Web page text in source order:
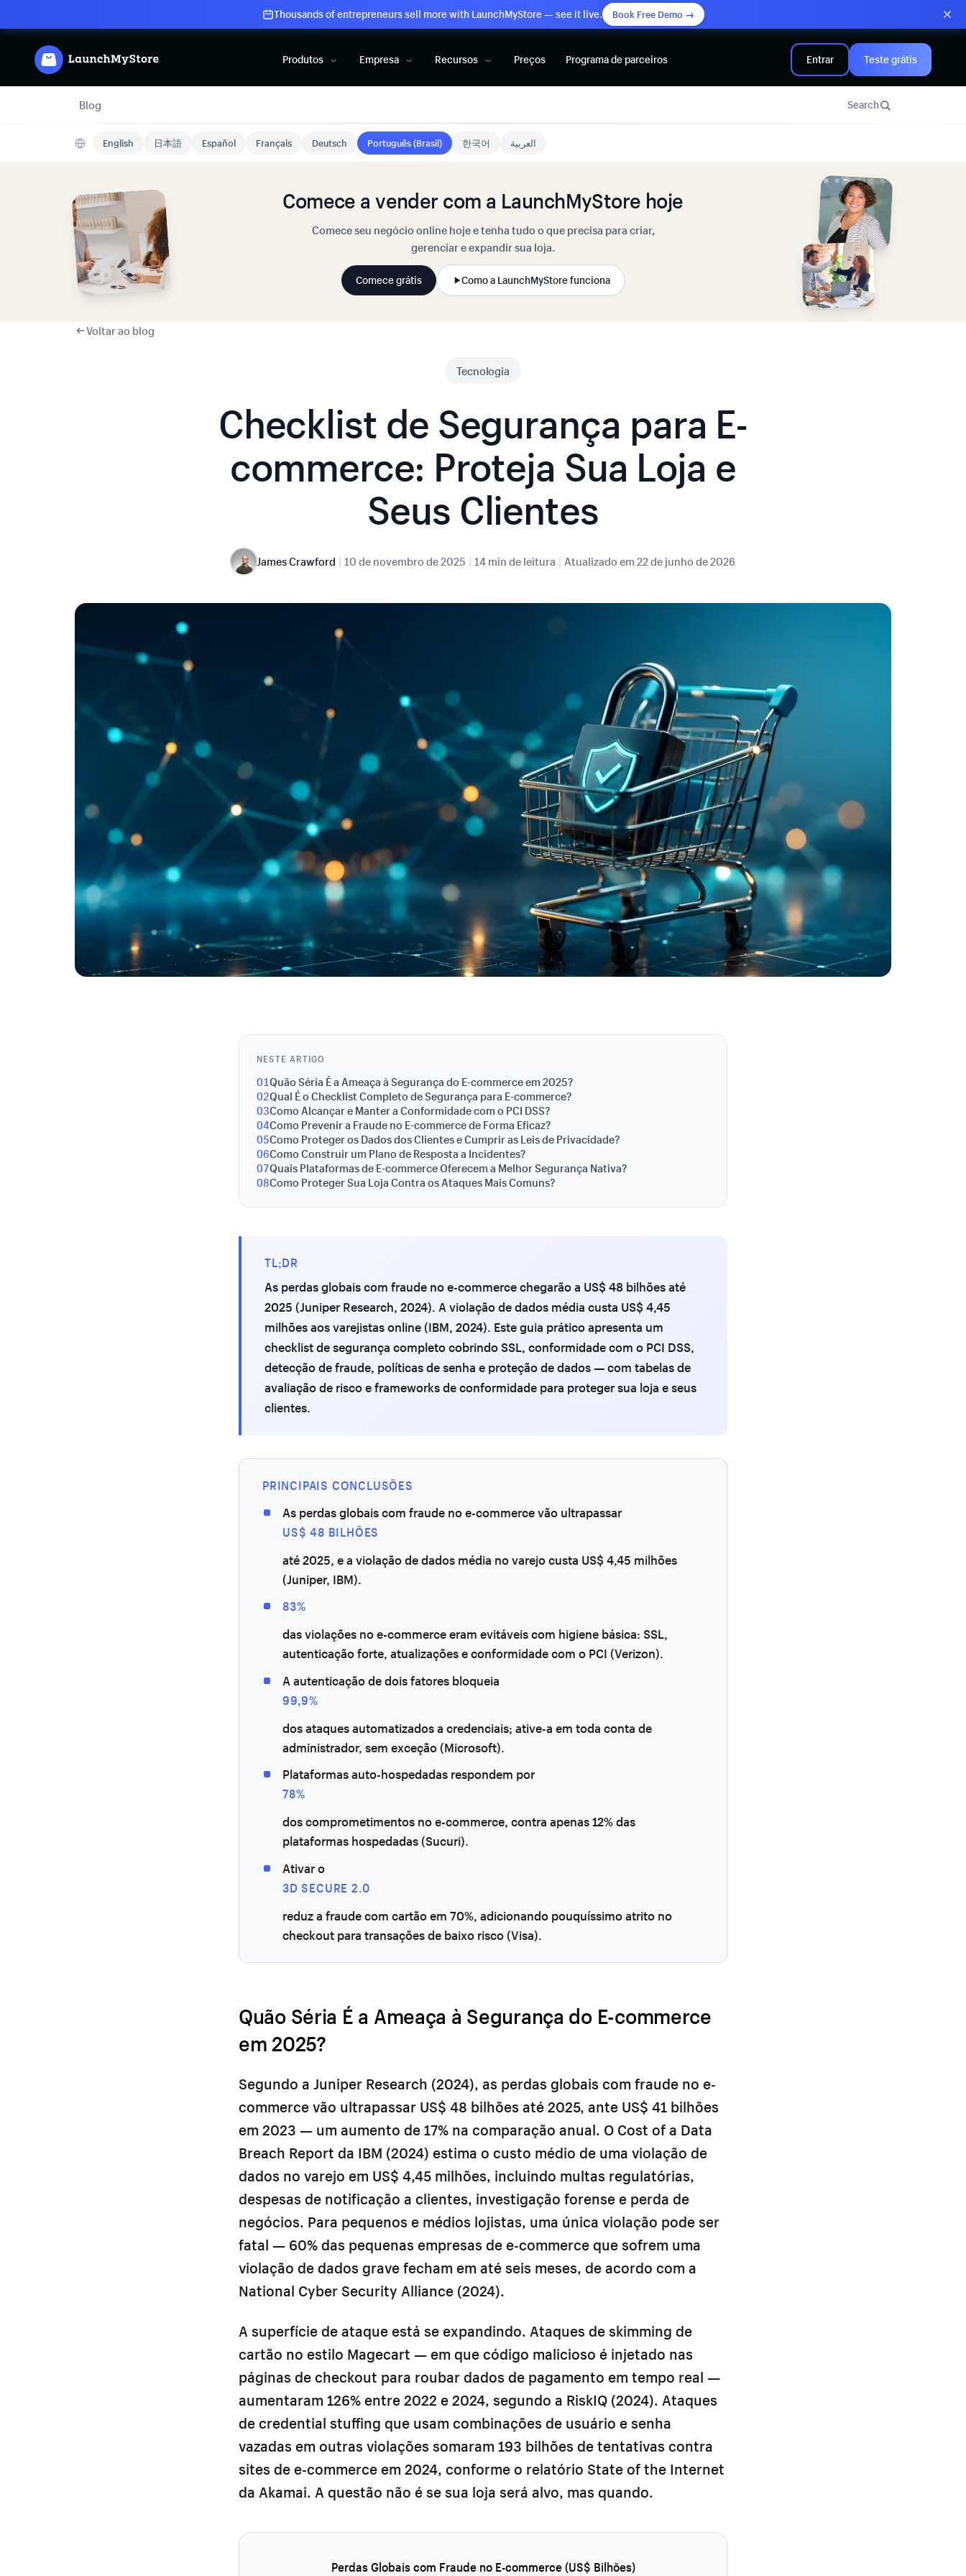
Thousands of entrepreneurs sell more with LaunchMyStore — see it live. Book Free Demo →
Produtos Empresa Recursos Preços Programa de parceiros Entrar Teste grátis
Blog Search
English 日本語 Español Français Deutsch Português (Brasil) 한국어 العربية
Comece a vender com a LaunchMyStore hoje
Comece seu negócio online hoje e tenha tudo o que precisa para criar,
gerenciar e expandir sua loja.
Comece grátis Como a LaunchMyStore funciona
Voltar ao blog
Tecnologia
Checklist de Segurança para E-
commerce: Proteja Sua Loja e
Seus Clientes
James Crawford | 10 de novembro de 2025 | 14 min de leitura | Atualizado em 22 de junho de 2026
NESTE ARTIGO
01Quão Séria É a Ameaça à Segurança do E-commerce em 2025?
02Qual É o Checklist Completo de Segurança para E-commerce?
03Como Alcançar e Manter a Conformidade com o PCI DSS?
04Como Prevenir a Fraude no E-commerce de Forma Eficaz?
05Como Proteger os Dados dos Clientes e Cumprir as Leis de Privacidade?
06Como Construir um Plano de Resposta a Incidentes?
07Quais Plataformas de E-commerce Oferecem a Melhor Segurança Nativa?
08Como Proteger Sua Loja Contra os Ataques Mais Comuns?
TL;DR
As perdas globais com fraude no e-commerce chegarão a US$ 48 bilhões até
2025 (Juniper Research, 2024). A violação de dados média custa US$ 4,45
milhões aos varejistas online (IBM, 2024). Este guia prático apresenta um
checklist de segurança completo cobrindo SSL, conformidade com o PCI DSS,
detecção de fraude, políticas de senha e proteção de dados — com tabelas de
avaliação de risco e frameworks de conformidade para proteger sua loja e seus
clientes.
PRINCIPAIS CONCLUSÕES
As perdas globais com fraude no e-commerce vão ultrapassar
US$ 48 BILHÕES
até 2025, e a violação de dados média no varejo custa US$ 4,45 milhões
(Juniper, IBM).
83%
das violações no e-commerce eram evitáveis com higiene básica: SSL,
autenticação forte, atualizações e conformidade com o PCI (Verizon).
A autenticação de dois fatores bloqueia
99,9%
dos ataques automatizados a credenciais; ative-a em toda conta de
administrador, sem exceção (Microsoft).
Plataformas auto-hospedadas respondem por
78%
dos comprometimentos no e-commerce, contra apenas 12% das
plataformas hospedadas (Sucuri).
Ativar o
3D SECURE 2.0
reduz a fraude com cartão em 70%, adicionando pouquíssimo atrito no
checkout para transações de baixo risco (Visa).
Quão Séria É a Ameaça à Segurança do E-commerce
em 2025?
Segundo a Juniper Research (2024), as perdas globais com fraude no e-
commerce vão ultrapassar US$ 48 bilhões até 2025, ante US$ 41 bilhões
em 2023 — um aumento de 17% na comparação anual. O Cost of a Data
Breach Report da IBM (2024) estima o custo médio de uma violação de
dados no varejo em US$ 4,45 milhões, incluindo multas regulatórias,
despesas de notificação a clientes, investigação forense e perda de
negócios. Para pequenos e médios lojistas, uma única violação pode ser
fatal — 60% das pequenas empresas de e-commerce que sofrem uma
violação de dados grave fecham em até seis meses, de acordo com a
National Cyber Security Alliance (2024).
A superfície de ataque está se expandindo. Ataques de skimming de
cartão no estilo Magecart — em que código malicioso é injetado nas
páginas de checkout para roubar dados de pagamento em tempo real —
aumentaram 126% entre 2022 e 2024, segundo a RiskIQ (2024). Ataques
de credential stuffing que usam combinações de usuário e senha
vazadas em outras violações somaram 193 bilhões de tentativas contra
sites de e-commerce em 2024, conforme o relatório State of the Internet
da Akamai. A questão não é se sua loja será alvo, mas quando.
Perdas Globais com Fraude no E-commerce (US$ Bilhões)